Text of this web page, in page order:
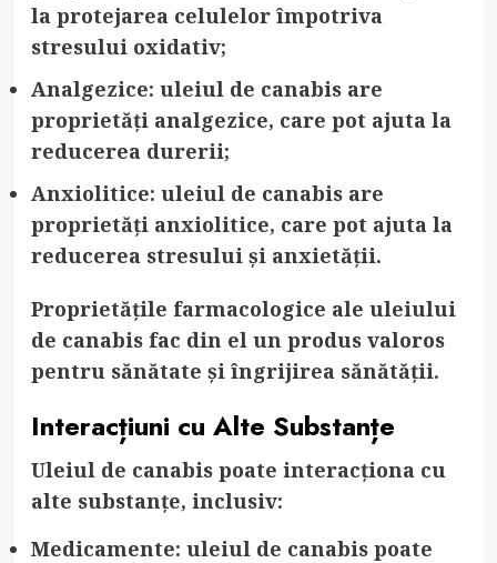
la protejarea celulelor împotriva
stresului oxidativ;
Analgezice: uleiul de canabis are
proprietăți analgezice, care pot ajuta la
reducerea durerii;
Anxiolitice: uleiul de canabis are
proprietăți anxiolitice, care pot ajuta la
reducerea stresului și anxietății.
Proprietățile farmacologice ale uleiului
de canabis fac din el un produs valoros
pentru sănătate și îngrijirea sănătății.
Interacțiuni cu Alte Substanțe
Uleiul de canabis poate interacționa cu
alte substanțe, inclusiv:
Medicamente: uleiul de canabis poate